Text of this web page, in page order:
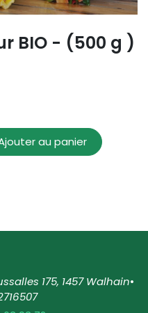
BIO - (500 g )
au panier
175, 1457 Walhain•